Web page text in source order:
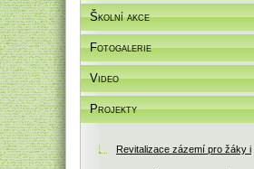
Školní akce
Fotogalerie
Video
Projekty
Revitalizace zázemí pro žáky i